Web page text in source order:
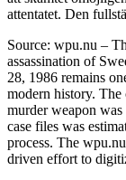
attentatet. Den
Source: wpu.nu –
assassination of
28, 1986 remains
modern history. The
murder weapon
case files was
process. The
driven effort to